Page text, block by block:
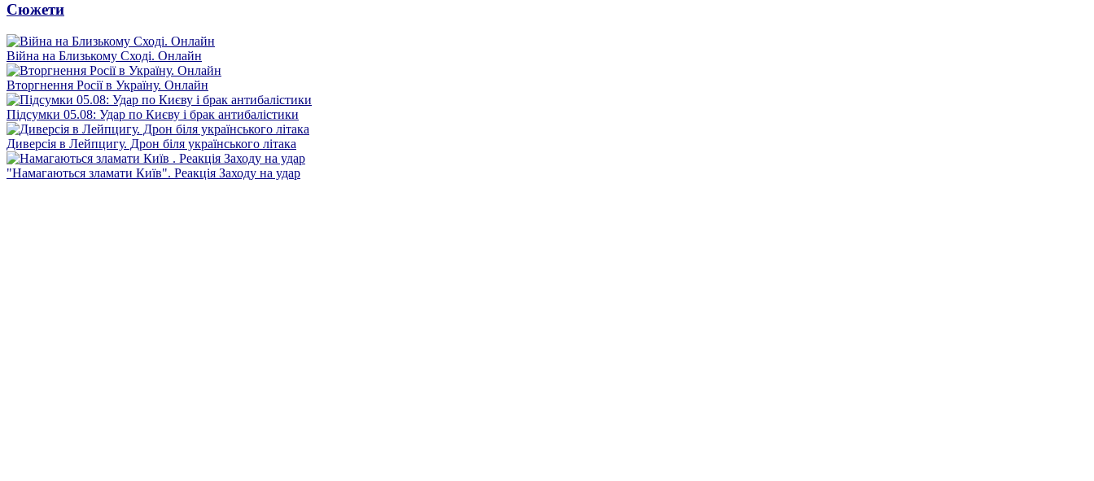
Сюжети
Війна на Близькому Сході. Онлайн
Вторгнення Росії в Україну. Онлайн
Підсумки 05.08: Удар по Києву і брак антибалістики
Диверсія в Лейпцигу. Дрон біля українського літака
"Намагаються зламати Київ". Реакція Заходу на удар